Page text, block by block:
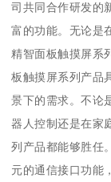
司共同合作研发的
富的功能。无论是
精智面板触摸屏系
板触摸屏系列产品
景下的需求。不论
器人控制还是在家
列产品都能够胜任
元的通信接口功能